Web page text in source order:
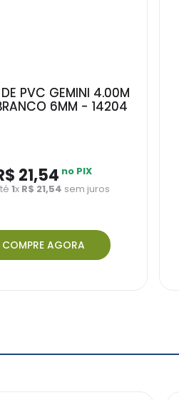
DE PVC GEMINI 4.00M
6MM - 14204
21,54 no PIX
1x R$ 21,54 sem juros
COMPRE AGORA